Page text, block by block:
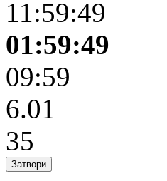
11:59:49
01:59:49
09:59
6.01
35
Затвори